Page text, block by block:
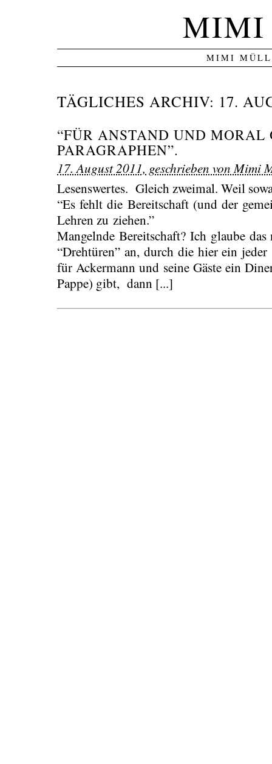
MIMI
MIMI
TÄGLICHES ARCHIV: 17.
“FÜR ANSTAND UND MORAL
PARAGRAPHEN”.
17. August 2011, geschrieben von Mimi
Lesenswertes. Gleich zweimal. Weil
“Es fehlt die Bereitschaft (und der
Lehren zu ziehen.”
Mangelnde Bereitschaft? Ich glaube
“Drehtüren” an, durch die hier ein
für Ackermann und seine Gäste ein
Pappe) gibt, dann [...]